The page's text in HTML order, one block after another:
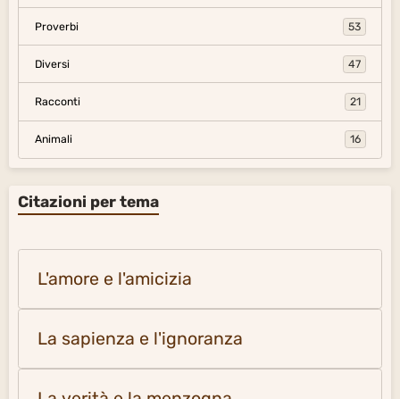
Proverbi 53
Diversi 47
Racconti 21
Animali 16
Citazioni per tema
L'amore e l'amicizia
La sapienza e l'ignoranza